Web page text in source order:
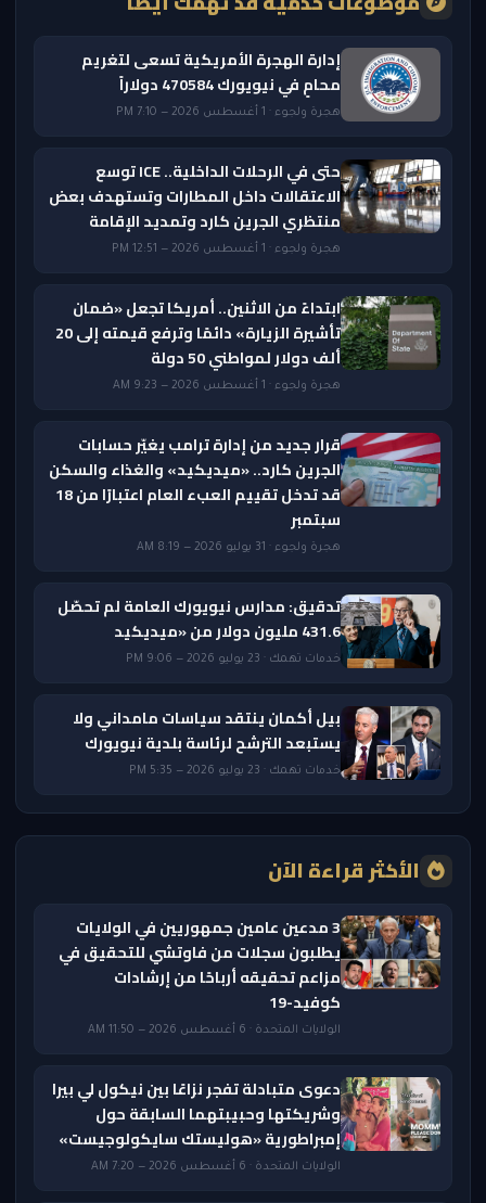
إدارة الهجرة الأمريكية تسعى لتغريم
محامٍ في نيويورك 470584 دولاراً
هجرة ولجوء · 1 أغسطس 2026 — 7:10 PM
حتى في الرحلات الداخلية.. ICE توسع
الاعتقالات داخل المطارات وتستهدف بعض
منتظري الجرين كارد وتمديد الإقامة
هجرة ولجوء · 1 أغسطس 2026 — 12:51 PM
ابتداءً من الاثنين.. أمريكا تجعل «ضمان
تأشيرة الزيارة» دائمًا وترفع قيمته إلى 20
ألف دولار لمواطني 50 دولة
هجرة ولجوء · 1 أغسطس 2026 — 9:23 AM
قرار جديد من إدارة ترامب يغيّر حسابات
الجرين كارد.. «ميديكيد» والغذاء والسكن
قد تدخل تقييم العبء العام اعتبارًا من 18
سبتمبر
هجرة ولجوء · 31 يوليو 2026 — 8:19 AM
تدقيق: مدارس نيويورك العامة لم تحصّل
431.6 مليون دولار من «ميديكيد
خدمات تهمك · 23 يوليو 2026 — 9:06 PM
بيل أكمان ينتقد سياسات مامداني ولا
يستبعد الترشح لرئاسة بلدية نيويورك
خدمات تهمك · 23 يوليو 2026 — 5:35 PM
الأكثر قراءة الآن
3 مدعين عامين جمهوريين في الولايات
يطلبون سجلات من فاوتشي للتحقيق في
مزاعم تحقيقه أرباحًا من إرشادات
كوفيد-19
الولايات المتحدة · 6 أغسطس 2026 — 11:50 AM
دعوى متبادلة تفجر نزاعًا بين نيكول لي بيرا
وشريكتها وحبيبتهما السابقة حول
إمبراطورية «هوليستك سايكولوجيست»
الولايات المتحدة · 6 أغسطس 2026 — 7:20 AM